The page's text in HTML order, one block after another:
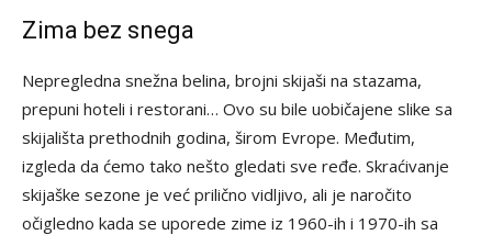
Zima bez snega
Nepregledna snežna belina, brojni skijaši na stazama,
prepuni hoteli i restorani… Ovo su bile uobičajene slike sa
skijališta prethodnih godina, širom Evrope. Međutim,
izgleda da ćemo tako nešto gledati sve ređe. Skraćivanje
skijaške sezone je već prilično vidljivo, ali je naročito
očigledno kada se uporede zime iz 1960-ih i 1970-ih sa